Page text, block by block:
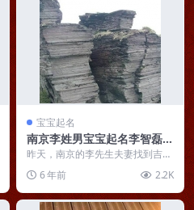
宝宝起名
南京李姓男宝宝起名李智磊：
深沉智虑三冬学，磊落胸怀万
卷书
昨天，南京的李先生夫妻找到吉言
个好名字。宝宝出生于...
6 年前 2.2K